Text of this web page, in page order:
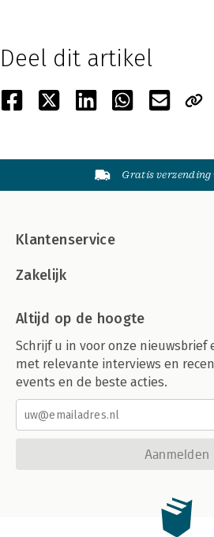
Deel dit artikel
Gratis
Klantenservice
Zakelijk
Altijd op de hoogte
Schrijf u in voor onze
met relevante interviews en
events en de beste acties.
Aanmelden